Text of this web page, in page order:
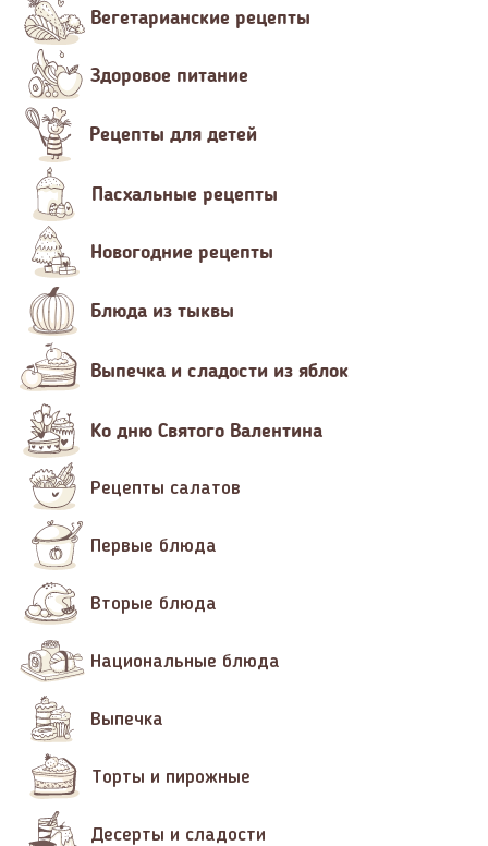
Вегетарианские рецепты
Здоровое питание
Рецепты для детей
Пасхальные рецепты
Новогодние рецепты
Блюда из тыквы
Выпечка и сладости из яблок
Ко дню Святого Валентина
Рецепты салатов
Первые блюда
Вторые блюда
Национальные блюда
Выпечка
Торты и пирожные
Десерты и сладости